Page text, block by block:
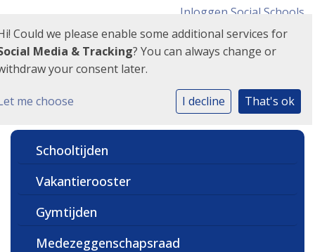
Inloggen Social Schools
Schooltijden
Vakantierooster
Gymtijden
Medezeggenschapsraad
Could we please enable some additional services for
Media & Tracking? You can always change or
your consent later.
me choose I decline That's ok